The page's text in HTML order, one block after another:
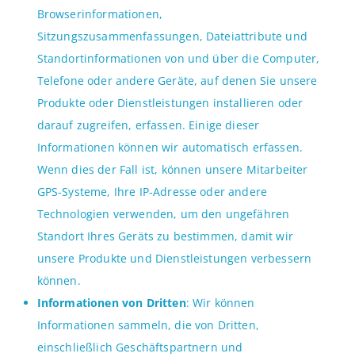
Browserinformationen,
Sitzungszusammenfassungen, Dateiattribute und
Standortinformationen von und über die Computer,
Telefone oder andere Geräte, auf denen Sie unsere
Produkte oder Dienstleistungen installieren oder
darauf zugreifen, erfassen. Einige dieser
Informationen können wir automatisch erfassen.
Wenn dies der Fall ist, können unsere Mitarbeiter
GPS-Systeme, Ihre IP-Adresse oder andere
Technologien verwenden, um den ungefähren
Standort Ihres Geräts zu bestimmen, damit wir
unsere Produkte und Dienstleistungen verbessern
können.
Informationen von Dritten: Wir können
Informationen sammeln, die von Dritten,
einschließlich Geschäftspartnern und